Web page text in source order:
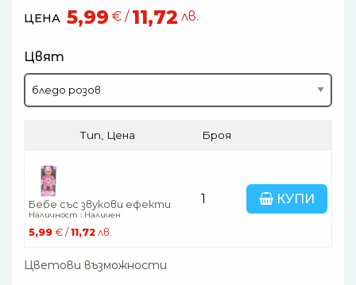
ЦЕНА 5,99 € / 11,72 лв.
Цвят
Тип, Цена Броя
Бебе със звукови ефекти
Наличност : Наличен
5,99 € /11,72 лв.
КУПИ
Цветови възможности